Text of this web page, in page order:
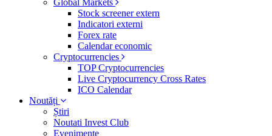
Global Markets
Stock screener extern
Indicatori externi
Forex rate
Calendar economic
Cryptocurrencies
TOP Cryptocurrencies
Live Cryptocurrency Cross Rates
ICO Calendar
Noutăți
Știri
Noutati Invest Club
Evenimente